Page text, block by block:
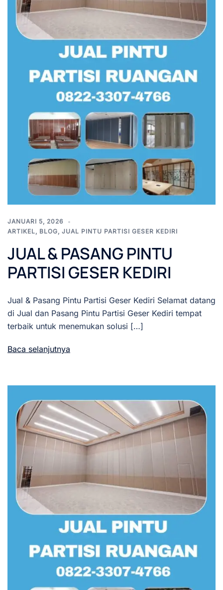
JANUARI 5, 2026
ARTIKEL, BLOG, JUAL PINTU PARTISI GESER KEDIRI
JUAL & PASANG PINTU
PARTISI GESER KEDIRI
Jual & Pasang Pintu Partisi Geser Kediri Selamat datang
di Jual dan Pasang Pintu Partisi Geser Kediri tempat
terbaik untuk menemukan solusi […]
Baca selanjutnya